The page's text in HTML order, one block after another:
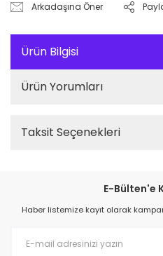
Arkadaşına Öner
Ürün Bilgisi
Ürün Yorumları
Taksit Seçenekleri
E-Bülten'e
Haber listemize kayıt olarak